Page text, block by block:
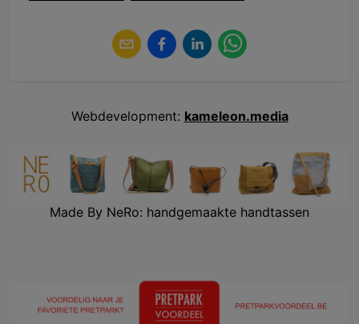
Webdevelopment: kameleon.media
Made By NeRo: handgemaakte handtassen